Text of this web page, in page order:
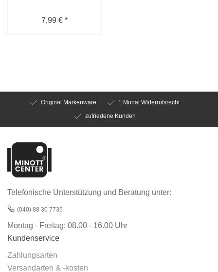
7,99 € *
Original Markenware
1 Monat Widerrufsrecht
zufriedene Kunden
Telefonische Unterstützung und Beratung unter:
(040) 88 30 7735
Montag - Freitag: 08.00 - 16.00 Uhr
Kundenservice
Zahlungsarten
Versandarten & -kosten